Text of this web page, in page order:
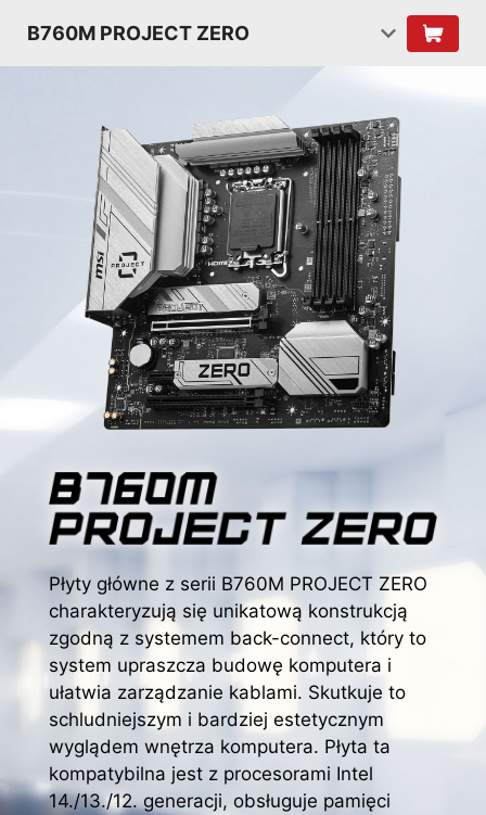
B760M PROJECT ZERO
Płyty główne z serii B760M PROJECT ZERO
charakteryzują się unikatową konstrukcją
zgodną z systemem back-connect, który to
system upraszcza budowę komputera i
ułatwia zarządzanie kablami. Skutkuje to
schludniejszym i bardziej estetycznym
wyglądem wnętrza komputera. Płyta ta
kompatybilna jest z procesorami Intel
14./13./12. generacji, obsługuje pamięci